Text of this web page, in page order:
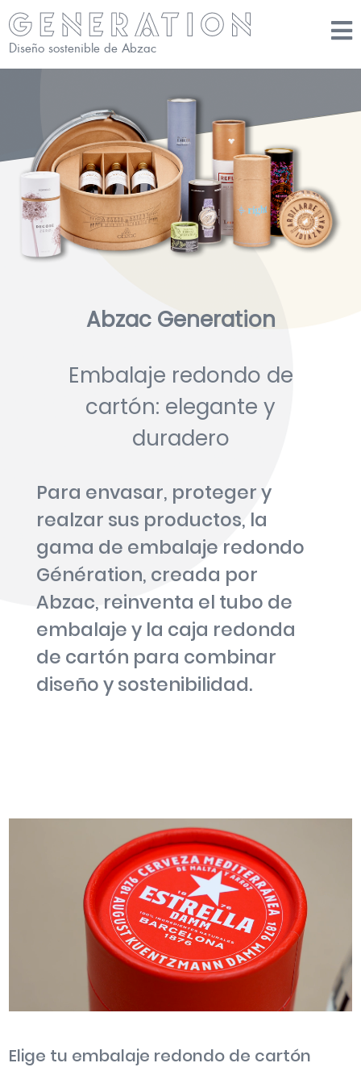
Diseño sostenible de Abzac
Abzac Generation
Embalaje redondo de
cartón: elegante y
duradero
Para envasar, proteger y
realzar sus productos, la
gama de embalaje redondo
Génération, creada por
Abzac, reinventa el tubo de
embalaje y la caja redonda
de cartón para combinar
diseño y sostenibilidad.
Elige tu embalaje redondo de cartón